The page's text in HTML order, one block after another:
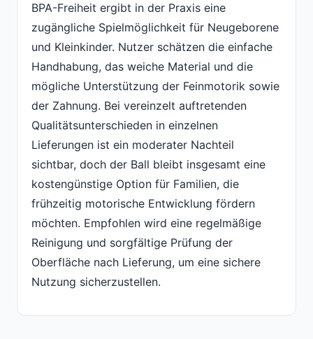
BPA-Freiheit ergibt in der Praxis eine
zugängliche Spielmöglichkeit für Neugeborene
und Kleinkinder. Nutzer schätzen die einfache
Handhabung, das weiche Material und die
mögliche Unterstützung der Feinmotorik sowie
der Zahnung. Bei vereinzelt auftretenden
Qualitätsunterschieden in einzelnen
Lieferungen ist ein moderater Nachteil
sichtbar, doch der Ball bleibt insgesamt eine
kostengünstige Option für Familien, die
frühzeitig motorische Entwicklung fördern
möchten. Empfohlen wird eine regelmäßige
Reinigung und sorgfältige Prüfung der
Oberfläche nach Lieferung, um eine sichere
Nutzung sicherzustellen.